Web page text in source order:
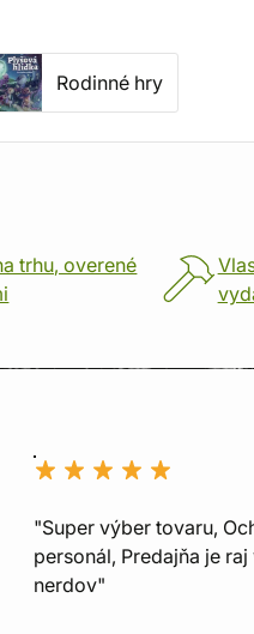
Rodinné hry
trhu, overené
"Super výber tovaru,
personál, Predajňa je
nerdov"